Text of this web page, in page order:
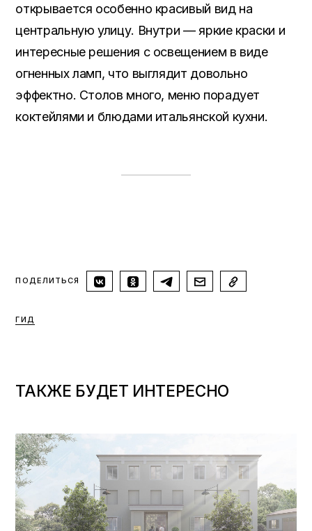
открывается особенно красивый вид на
центральную улицу. Внутри — яркие краски и
интересные решения с освещением в виде
огненных ламп, что выглядит довольно
эффектно. Столов много, меню порадует
коктейлями и блюдами итальянской кухни.
ПОДЕЛИТЬСЯ
ГИД
ТАКЖЕ БУДЕТ ИНТЕРЕСНО